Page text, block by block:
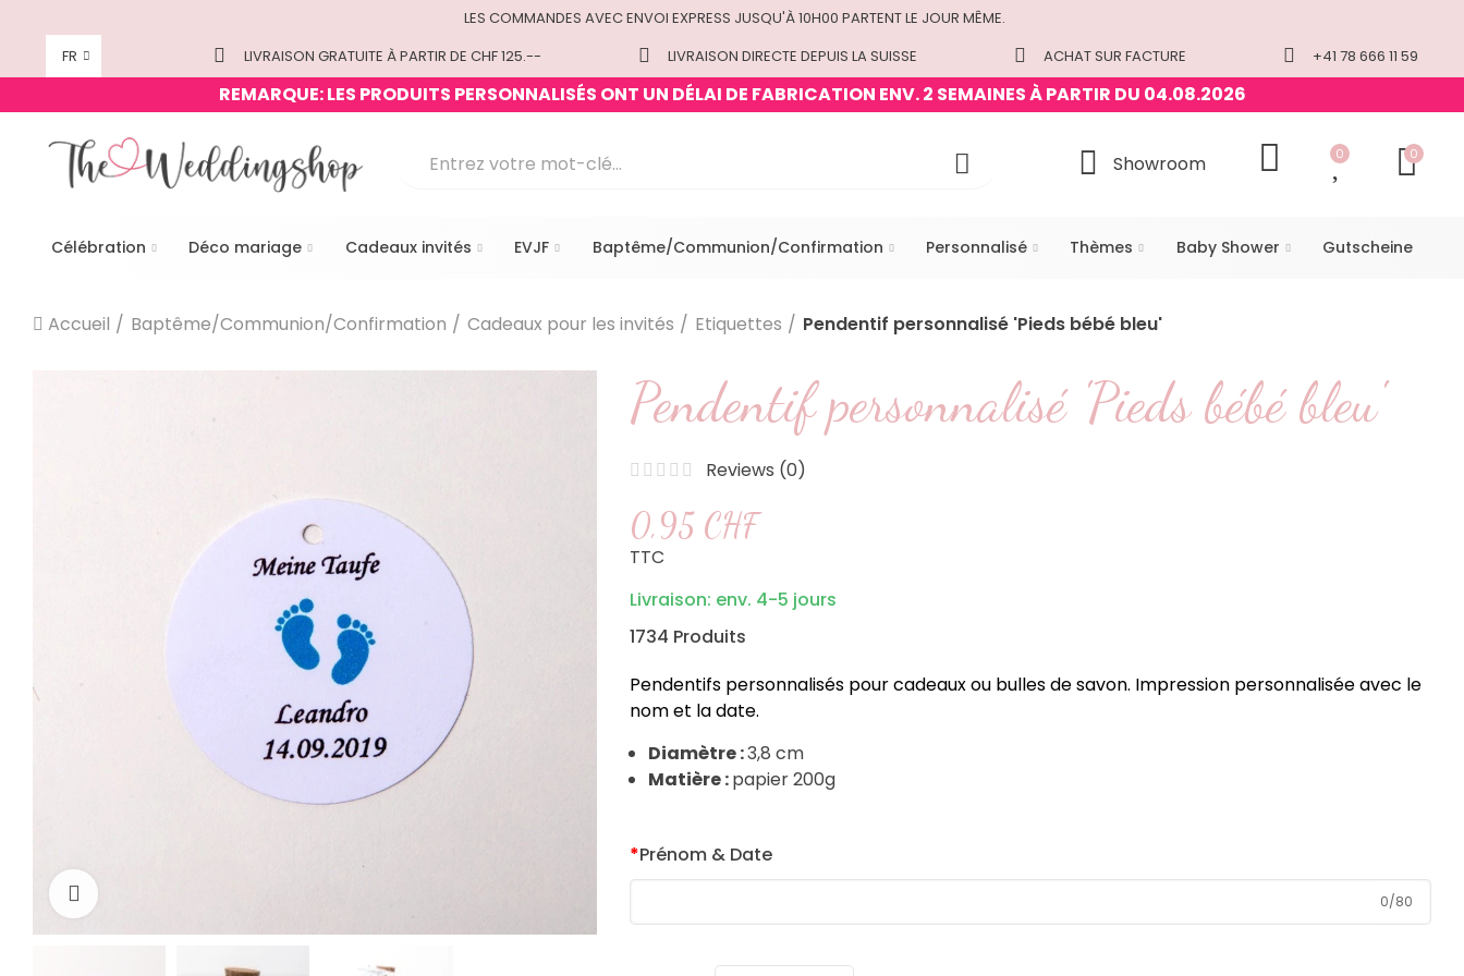
LES COMMANDES AVEC ENVOI EXPRESS JUSQU'À 10H00 PARTENT LE JOUR MÊME.
FR
LIVRAISON GRATUITE À PARTIR DE CHF 125.-- LIVRAISON DIRECTE DEPUIS LA SUISSE ACHAT SUR FACTURE +41 78 666 11 59
REMARQUE: LES PRODUITS PERSONNALISÉS ONT UN DÉLAI DE FABRICATION ENV. 2 SEMAINES À PARTIR DU 04.08.2026
Showroom 0 0
Célébration Déco mariage Cadeaux invités EVJF Baptême/Communion/Confirmation Personnalisé Thèmes Baby Shower Gutscheine
Accueil Baptême/Communion/Confirmation Cadeaux pour les invités Etiquettes Pendentif personnalisé 'Pieds bébé bleu'
Pendentif personnalisé 'Pieds bébé bleu'
Reviews (0)
0,95 CHF
TTC
Livraison: env. 4-5 jours
1734 Produits
Pendentifs personnalisés pour cadeaux ou bulles de savon. Impression personnalisée avec le
nom et la date.
Diamètre :3,8 cm
Matière :papier 200g
*Prénom & Date
0/80